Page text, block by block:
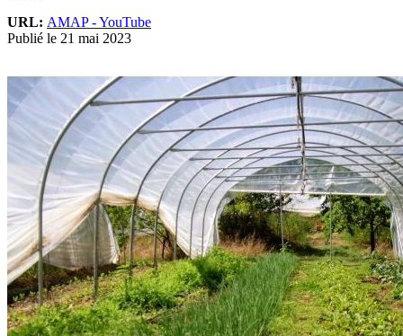
URL: AMAP - YouTube
Publié le 21 mai 2023